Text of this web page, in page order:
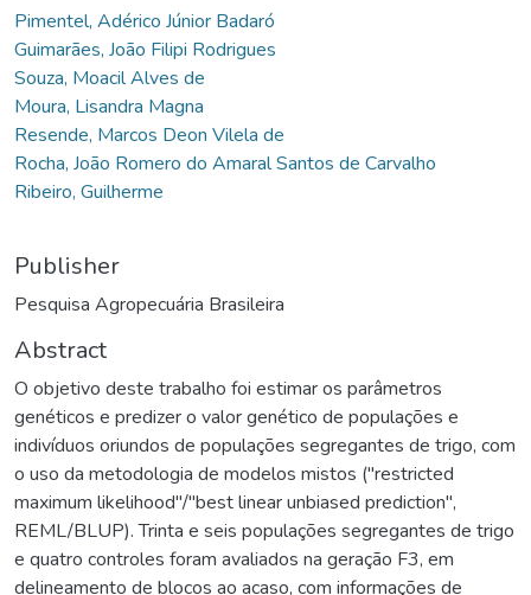
Pimentel, Adérico Júnior Badaró
Guimarães, João Filipi Rodrigues
Souza, Moacil Alves de
Moura, Lisandra Magna
Resende, Marcos Deon Vilela de
Rocha, João Romero do Amaral Santos de Carvalho
Ribeiro, Guilherme
Publisher
Pesquisa Agropecuária Brasileira
Abstract
O objetivo deste trabalho foi estimar os parâmetros
genéticos e predizer o valor genético de populações e
indivíduos oriundos de populações segregantes de trigo, com
o uso da metodologia de modelos mistos ("restricted
maximum likelihood"/"best linear unbiased prediction",
REML/BLUP). Trinta e seis populações segregantes de trigo
e quatro controles foram avaliados na geração F3, em
delineamento de blocos ao acaso, com informações de